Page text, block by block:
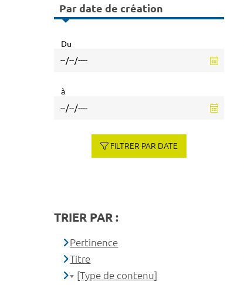
Par date de création
Du
à
FILTRER PAR DATE
TRIER PAR :
Pertinence
Titre
[Type de contenu]